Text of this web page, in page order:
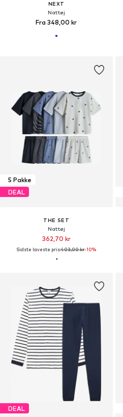
NEXT
Nattøj
Fra 348,00 kr
5 Pakke
DEAL
THE SET
Nattøj
362,70 kr
Sidste laveste pris:403,00 kr-10%
DEAL